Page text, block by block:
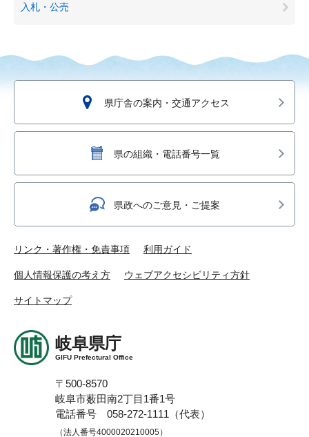
入札・公売
県庁舎の案内・交通アクセス
県の組織・電話番号一覧
県政へのご意見・ご提案
リンク・著作権・免責事項 利用ガイド
個人情報保護の考え方 ウェブアクセシビリティ方針
サイトマップ
岐阜県庁
GIFU Prefectural Office
〒500-8570
岐阜市薮田南2丁目1番1号
電話番号 058-272-1111（代表）
（法人番号4000020210005）